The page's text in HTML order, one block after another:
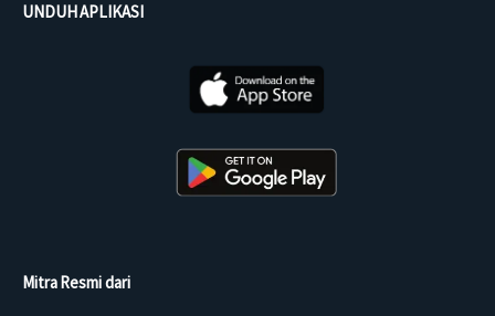
UNDUH APLIKASI
Mitra Resmi dari